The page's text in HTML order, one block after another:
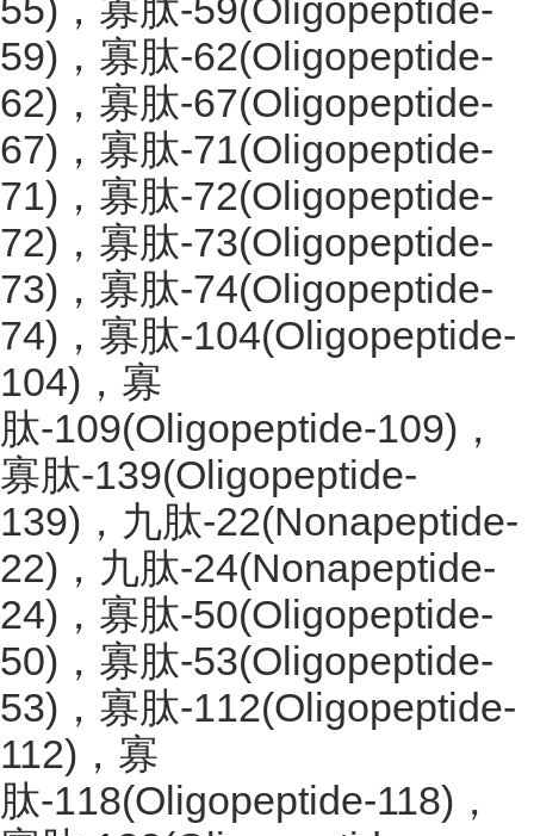
55)，寡肽-59(Oligopeptide-
59)，寡肽-62(Oligopeptide-
62)，寡肽-67(Oligopeptide-
67)，寡肽-71(Oligopeptide-
71)，寡肽-72(Oligopeptide-
72)，寡肽-73(Oligopeptide-
73)，寡肽-74(Oligopeptide-
74)，寡肽-104(Oligopeptide-
104)，寡
肽-109(Oligopeptide-109)，
寡肽-139(Oligopeptide-
139)，九肽-22(Nonapeptide-
22)，九肽-24(Nonapeptide-
24)，寡肽-50(Oligopeptide-
50)，寡肽-53(Oligopeptide-
53)，寡肽-112(Oligopeptide-
112)，寡
肽-118(Oligopeptide-118)，